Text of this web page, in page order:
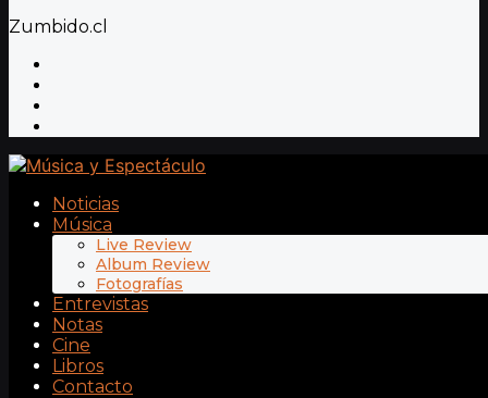
Zumbido.cl
Noticias
Música
Live Review
Album Review
Fotografías
Entrevistas
Notas
Cine
Libros
Contacto